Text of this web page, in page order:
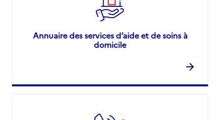
Annuaire des services d’aide et de soins à
domicile